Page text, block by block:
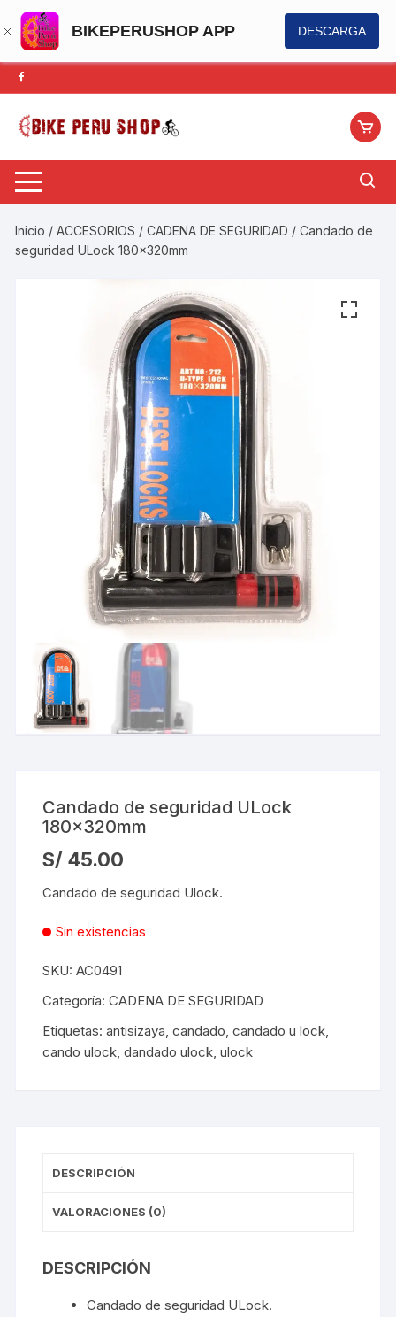
BIKEPERUSHOP APP DESCARGA
Saltar
al
contenido
Inicio /ACCESORIOS /CADENA DE SEGURIDAD / Candado de
seguridad ULock 180x320mm
Candado de seguridad ULock
180x320mm
S/ 45.00
Candado de seguridad Ulock.
Sin existencias
SKU:AC0491
Categoría:CADENA DE SEGURIDAD
Etiquetas:antisizaya,candado,candado u lock,
cando ulock,dandado ulock,ulock
DESCRIPCIÓN
VALORACIONES (0)
DESCRIPCIÓN
Candado de seguridad ULock.